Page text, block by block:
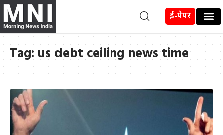
ई-पेपर
Tag: us debt ceiling news time